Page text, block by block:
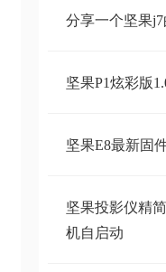
分享一个坚果
坚果P1炫彩版
坚果E8最新固
坚果投影仪精
机自启动